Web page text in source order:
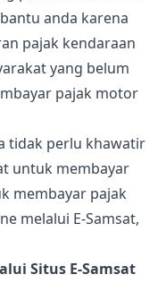
anda karena
pajak kendaraan
yang belum
pajak motor
tidak perlu khawatir
untuk membayar
membayar pajak
melalui E-Samsat,
Situs E-Samsat